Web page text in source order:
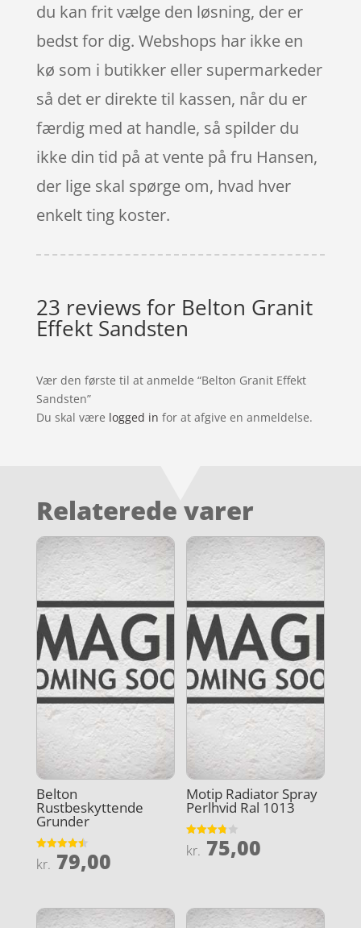
du kan frit vælge den løsning, der er
bedst for dig. Webshops har ikke en
kø som i butikker eller supermarkeder
så det er direkte til kassen, når du er
færdig med at handle, så spilder du
ikke din tid på at vente på fru Hansen,
der lige skal spørge om, hvad hver
enkelt ting koster.
23 reviews for Belton Granit
Effekt Sandsten
Vær den første til at anmelde “Belton Granit Effekt
Sandsten”
Du skal være logged in for at afgive en anmeldelse.
Relaterede varer
Belton
Rustbeskyttende
Grunder
Vurderet
4.5
kr. 79,00
Motip Radiator Spray
Perlhvid Ral 1013
Vurderet
3.8
kr. 75,00